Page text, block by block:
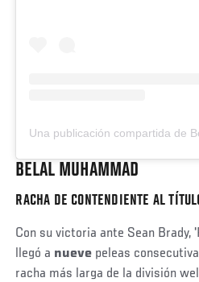
BELAL MUHAMMAD
RACHA DE CONTENDIENTE AL
Con su victoria ante Sean Brady,
llegó a nueve peleas
racha más larga de la división